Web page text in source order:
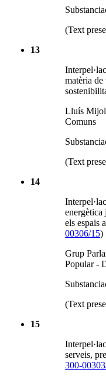
(Text
13
matèria
Lluís
Comuns
(Text
14
els espais
00306/15)
Grup
Popular -
(Text
15
serveis,
300-